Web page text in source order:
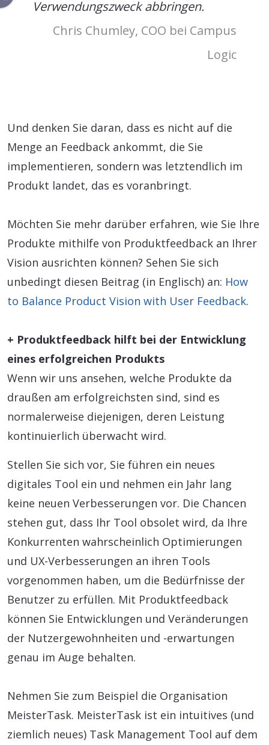
Verwendungszweck abbringen.
Chris Chumley, COO bei Campus
Logic
Und denken Sie daran, dass es nicht auf die
Menge an Feedback ankommt, die Sie
implementieren, sondern was letztendlich im
Produkt landet, das es voranbringt.
Möchten Sie mehr darüber erfahren, wie Sie Ihre
Produkte mithilfe von Produktfeedback an Ihrer
Vision ausrichten können? Sehen Sie sich
unbedingt diesen Beitrag (in Englisch) an: How
to Balance Product Vision with User Feedback.
+ Produktfeedback hilft bei der Entwicklung
eines erfolgreichen Produkts
Wenn wir uns ansehen, welche Produkte da
draußen am erfolgreichsten sind, sind es
normalerweise diejenigen, deren Leistung
kontinuierlich überwacht wird.
Stellen Sie sich vor, Sie führen ein neues
digitales Tool ein und nehmen ein Jahr lang
keine neuen Verbesserungen vor. Die Chancen
stehen gut, dass Ihr Tool obsolet wird, da Ihre
Konkurrenten wahrscheinlich Optimierungen
und UX-Verbesserungen an ihren Tools
vorgenommen haben, um die Bedürfnisse der
Benutzer zu erfüllen. Mit Produktfeedback
können Sie Entwicklungen und Veränderungen
der Nutzergewohnheiten und -erwartungen
genau im Auge behalten.
Nehmen Sie zum Beispiel die Organisation
MeisterTask. MeisterTask ist ein intuitives (und
ziemlich neues) Task Management Tool auf dem